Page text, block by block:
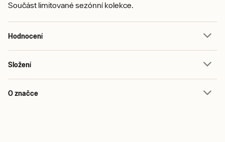
Součást limitované sezónní kolekce.
Hodnocení
Složení
O značce